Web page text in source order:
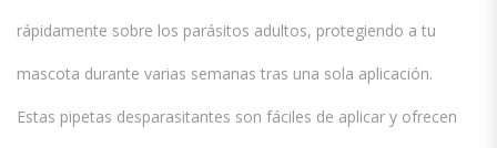
rápidamente sobre los parásitos adultos, protegiendo a tu
mascota durante varias semanas tras una sola aplicación.
Estas pipetas desparasitantes son fáciles de aplicar y ofrecen